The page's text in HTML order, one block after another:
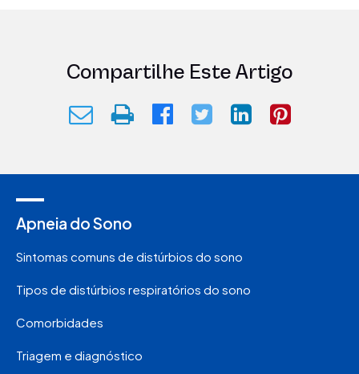
Compartilhe Este Artigo
Apneia do Sono
Sintomas comuns de distúrbios do sono
Tipos de distúrbios respiratórios do sono
Comorbidades
Triagem e diagnóstico